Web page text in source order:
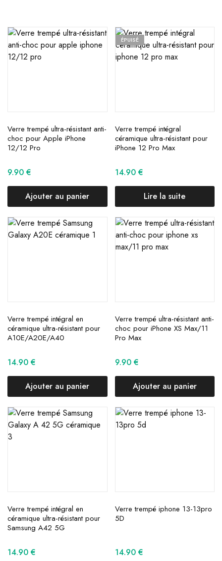
Verre trempé ultra-résistant anti-
choc pour Apple iPhone
12/12 Pro
9.90 €
Ajouter au panier
ÉPUISÉ
Verre trempé intégral
céramique ultra-résistant pour
iPhone 12 Pro Max
14.90 €
Lire la suite
Verre trempé intégral en
céramique ultra-résistant pour
A10E/A20E/A40
14.90 €
Ajouter au panier
Verre trempé ultra-résistant anti-
choc pour iPhone XS Max/11
Pro Max
9.90 €
Ajouter au panier
Verre trempé intégral en
céramique ultra-résistant pour
Samsung A42 5G
14.90 €
Verre trempé iphone 13-13pro
5D
14.90 €